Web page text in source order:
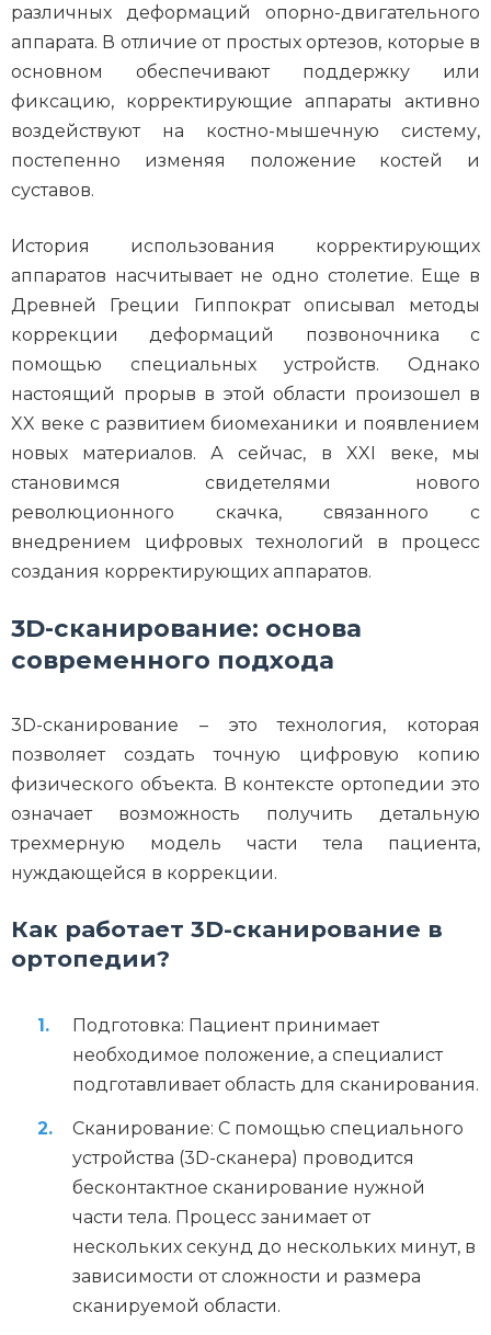
различных деформаций опорно-двигательного
аппарата. В отличие от простых ортезов, которые в
основном обеспечивают поддержку или
фиксацию, корректирующие аппараты активно
воздействуют на костно-мышечную систему,
постепенно изменяя положение костей и
суставов.
История использования корректирующих
аппаратов насчитывает не одно столетие. Еще в
Древней Греции Гиппократ описывал методы
коррекции деформаций позвоночника с
помощью специальных устройств. Однако
настоящий прорыв в этой области произошел в
XX веке с развитием биомеханики и появлением
новых материалов. А сейчас, в XXI веке, мы
становимся свидетелями нового
революционного скачка, связанного с
внедрением цифровых технологий в процесс
создания корректирующих аппаратов.
3D-сканирование: основа
современного подхода
3D-сканирование – это технология, которая
позволяет создать точную цифровую копию
физического объекта. В контексте ортопедии это
означает возможность получить детальную
трехмерную модель части тела пациента,
нуждающейся в коррекции.
Как работает 3D-сканирование в
ортопедии?
Подготовка: Пациент принимает
необходимое положение, а специалист
подготавливает область для сканирования.
Сканирование: С помощью специального
устройства (3D-сканера) проводится
бесконтактное сканирование нужной
части тела. Процесс занимает от
нескольких секунд до нескольких минут, в
зависимости от сложности и размера
сканируемой области.